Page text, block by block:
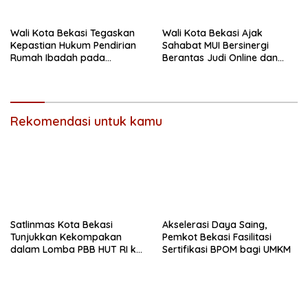
Wali Kota Bekasi Tegaskan
Kepastian Hukum Pendirian
Rumah Ibadah pada
Wali Kota Bekasi Ajak
Sahabat MUI Bersinergi
Berantas Judi Online dan
Rekomendasi untuk kamu
Satlinmas Kota Bekasi
Tunjukkan Kekompakan
dalam Lomba PBB HUT RI ke-
Akselerasi Daya Saing,
Pemkot Bekasi Fasilitasi
Sertifikasi BPOM bagi UMKM